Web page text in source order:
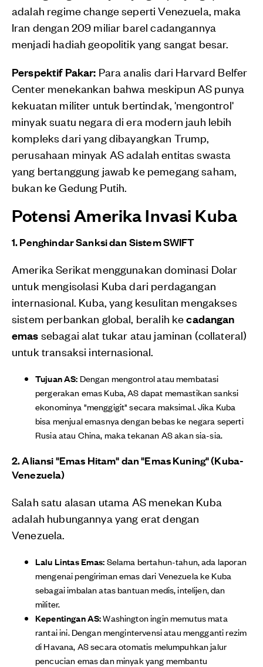
adalah regime change seperti Venezuela, maka
Iran dengan 209 miliar barel cadangannya
menjadi hadiah geopolitik yang sangat besar.
Perspektif Pakar: Para analis dari Harvard Belfer
Center menekankan bahwa meskipun AS punya
kekuatan militer untuk bertindak, 'mengontrol'
minyak suatu negara di era modern jauh lebih
kompleks dari yang dibayangkan Trump,
perusahaan minyak AS adalah entitas swasta
yang bertanggung jawab ke pemegang saham,
bukan ke Gedung Putih.
Potensi Amerika Invasi Kuba
1. Penghindar Sanksi dan Sistem SWIFT
Amerika Serikat menggunakan dominasi Dolar
untuk mengisolasi Kuba dari perdagangan
internasional. Kuba, yang kesulitan mengakses
sistem perbankan global, beralih kecadangan
emas sebagai alat tukar atau jaminan (collateral)
untuk transaksi internasional.
Tujuan AS: Dengan mengontrol atau membatasi
pergerakan emas Kuba, AS dapat memastikan sanksi
ekonominya "menggigit" secara maksimal. Jika Kuba
bisa menjual emasnya dengan bebas ke negara seperti
Rusia atau China, maka tekanan AS akan sia-sia.
2. Aliansi "Emas Hitam" dan "Emas Kuning" (Kuba-
Venezuela)
Salah satu alasan utama AS menekan Kuba
adalah hubungannya yang erat dengan
Venezuela.
Lalu Lintas Emas:Selama bertahun-tahun, ada laporan
mengenai pengiriman emas dari Venezuela ke Kuba
sebagai imbalan atas bantuan medis, intelijen, dan
militer.
Kepentingan AS:Washington ingin memutus mata
rantai ini. Dengan mengintervensi atau mengganti rezim
di Havana, AS secara otomatis melumpuhkan jalur
pencucian emas dan minyak yang membantu